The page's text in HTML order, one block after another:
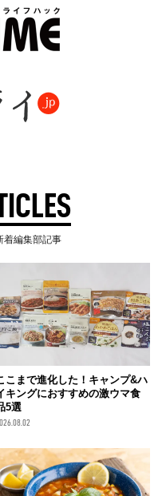
着編集部記事
こまで進化した！キャンプ&ハ
キングにおすすめの激ウマ食
5選